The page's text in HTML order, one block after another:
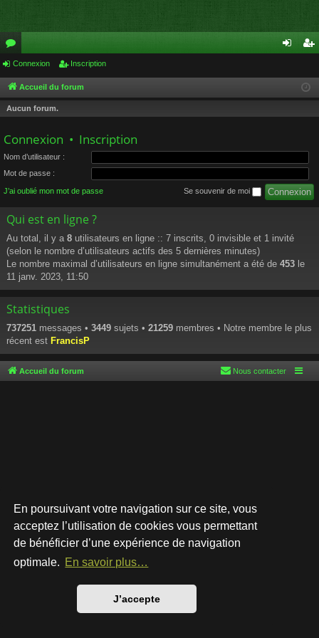
En poursuivant votre navigation sur ce site, vous
acceptez l’utilisation de cookies vous permettant
de bénéficier d’une expérience de navigation
optimale. En savoir plus…
J’accepte
or
u
m
cri
Connexion Inscription
Accueil du forum
Aucun forum.
Connexion • Inscription
Nom d’utilisateur :
Mot de passe :
J’ai oublié mon mot de passe Se souvenir de moi
Qui est en ligne ?
Au total, il y a 8 utilisateurs en ligne :: 7 inscrits, 0 invisible et 1 invité
(selon le nombre d’utilisateurs actifs des 5 dernières minutes)
Le nombre maximal d’utilisateurs en ligne simultanément a été de 453 le
11 janv. 2023, 11:50
Statistiques
737251 messages • 3449 sujets • 21259 membres • Notre membre le plus
récent est FrancisP
Accueil du forum Nous contacter
Développé parphpBB® Forum Software © phpBB Limited
Style par
Traduction française officielle